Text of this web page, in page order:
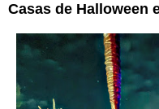
Casas de Halloween